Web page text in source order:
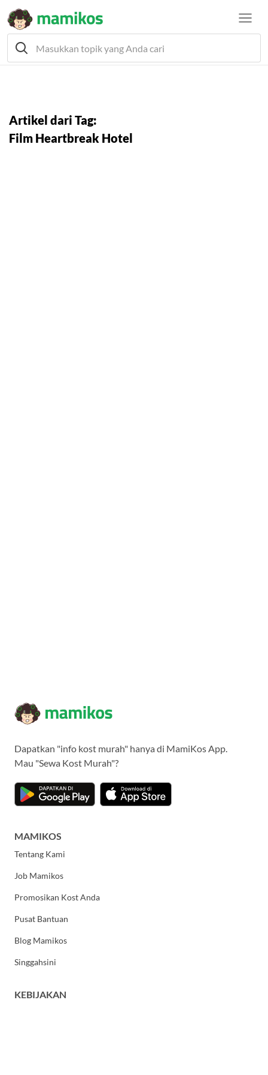
Artikel dari Tag:
Film Heartbreak Hotel
Dapatkan "info kost murah" hanya di MamiKos App.
Mau "Sewa Kost Murah"?
MAMIKOS
Tentang Kami
Job Mamikos
Promosikan Kost Anda
Pusat Bantuan
Blog Mamikos
Singgahsini
KEBIJAKAN